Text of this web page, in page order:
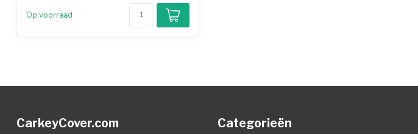
Op voorraad
CarkeyCover.com Categorieën